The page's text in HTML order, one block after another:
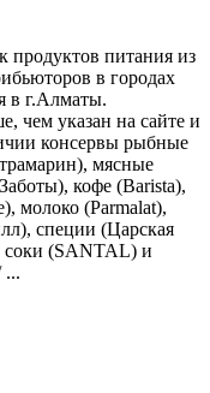
питания из
в городах
в г.Алматы.
чем указан на сайте и
консервы рыбные
мясные
кофе (Barista),
молоко (Parmalat),
специи (Царская
соки (SANTAL) и
...